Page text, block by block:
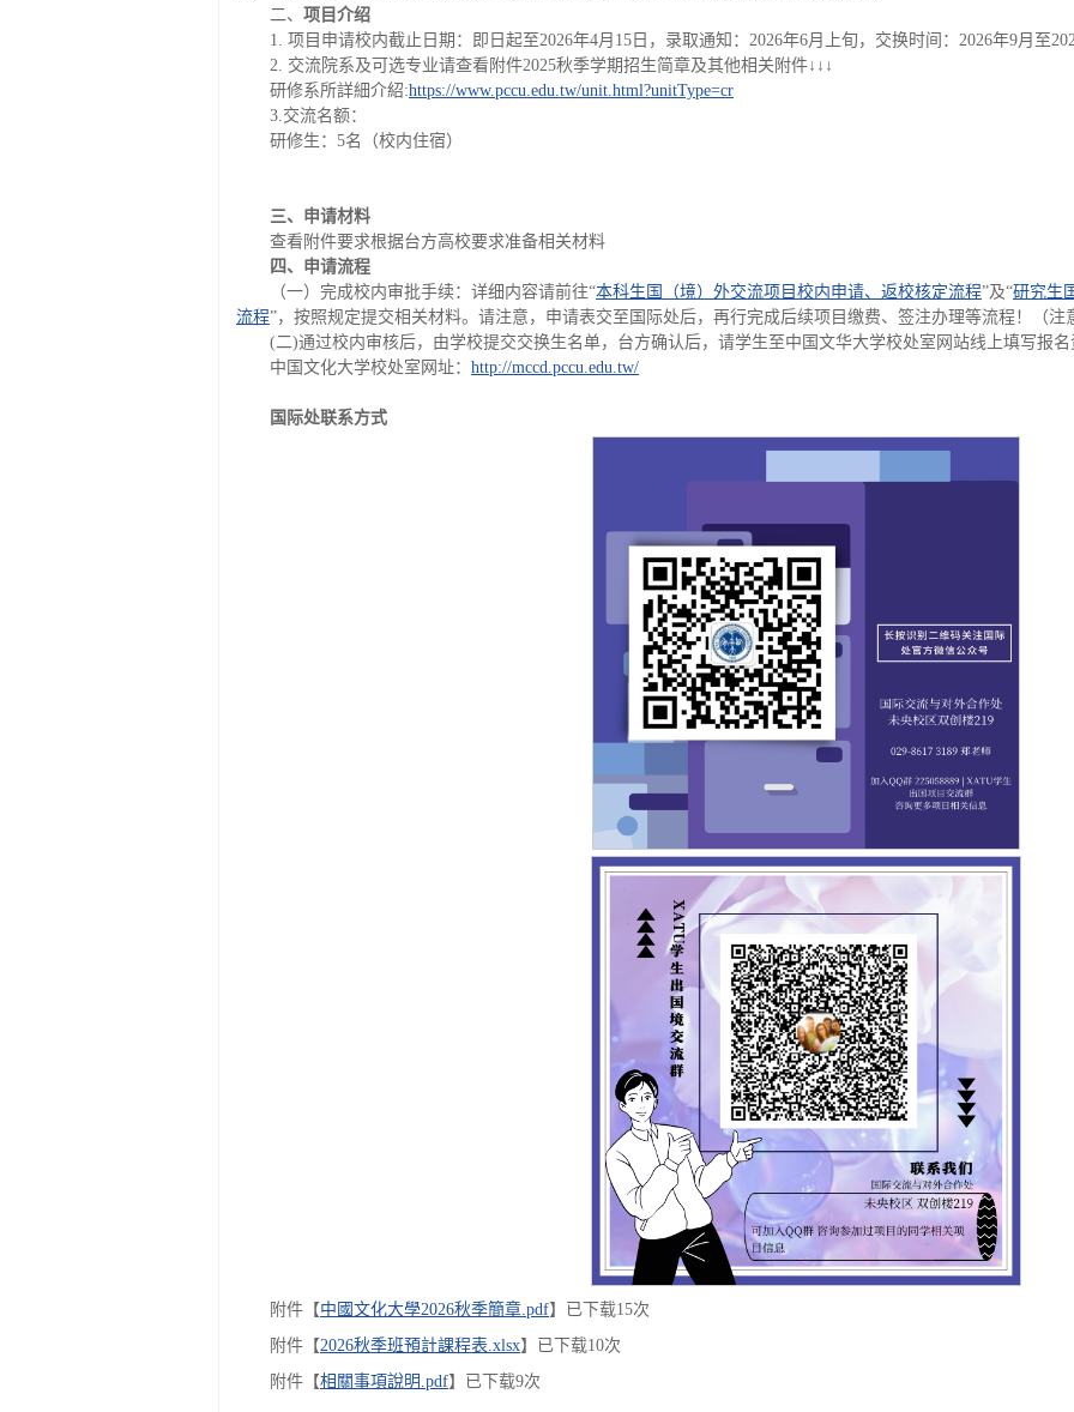
二、 项目介绍
1. 项目申请校内截止日期：即日起至2026年4月15日，录取通知：2026年6月上旬，交换时间：2026年9月至
2. 交流院系及可选专业请查看附件2025秋季学期招生简章及其他相关附件↓↓↓
研修系所詳細介紹:https://www.pccu.edu.tw/unit.html?unitType=cr
3.交流名额：
研修生：5名（校内住宿）
三、申请材料
查看附件要求根据台方高校要求准备相关材料
四、申请流程
（一）完成校内审批手续：详细内容请前往“本科生国（境）外交流项目校内申请、返校核定流程”及“研究生
流程”，按照规定提交相关材料。请注意，申请表交至国际处后，再行完成后续项目缴费、签注办理等流程！（注
(二)通过校内审核后，由学校提交交换生名单，台方确认后，请学生至中国文华大学校处室网站线上填写报名
中国文化大学校处室网址： http://mccd.pccu.edu.tw/
国际处联系方式
附件【中國文化大學2026秋季簡章.pdf】已下载15次
附件【2026秋季班預計課程表.xlsx】已下载10次
附件【相關事項說明.pdf】已下载9次